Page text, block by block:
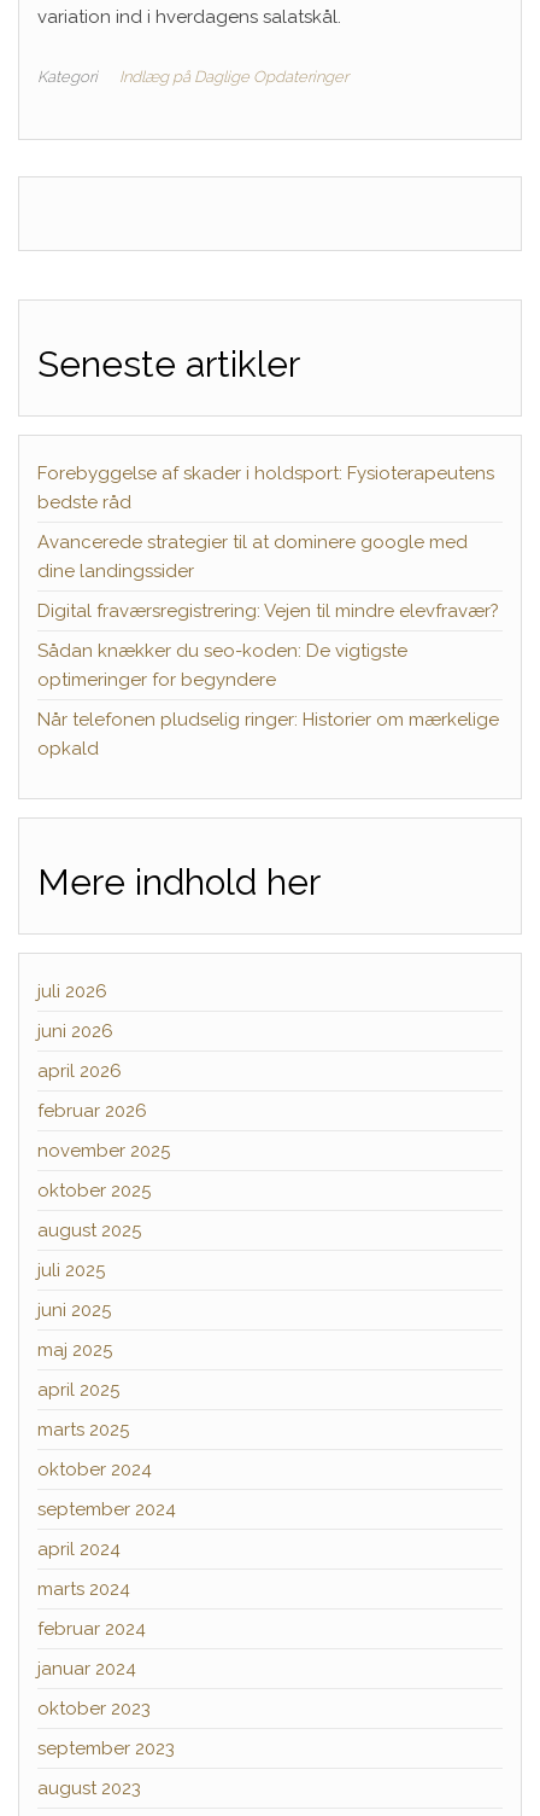
variation ind i hverdagens salatskål.
Kategori Indlæg på Daglige Opdateringer
Seneste artikler
Forebyggelse af skader i holdsport: Fysioterapeutens
bedste råd
Avancerede strategier til at dominere google med
dine landingssider
Digital fraværsregistrering: Vejen til mindre elevfravær?
Sådan knækker du seo-koden: De vigtigste
optimeringer for begyndere
Når telefonen pludselig ringer: Historier om mærkelige
opkald
Mere indhold her
juli 2026
juni 2026
april 2026
februar 2026
november 2025
oktober 2025
august 2025
juli 2025
juni 2025
maj 2025
april 2025
marts 2025
oktober 2024
september 2024
april 2024
marts 2024
februar 2024
januar 2024
oktober 2023
september 2023
august 2023